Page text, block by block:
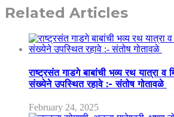
Related Articles
राष्ट्रसंत गाडगे बाबांची भव्य रथ यात्रा व
संख्येने उपस्थित रहावे :- संतोष गोतावळे
February 24, 2025